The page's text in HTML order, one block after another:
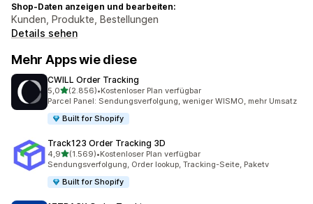
Shop-Daten anzeigen und bearbeiten:
Kunden, Produkte, Bestellungen
Details sehen
Mehr Apps wie diese
CWILL Order Tracking
5,0von 5 Sternen
(2.856)
2856 Rezensionen insgesamt
•Kostenloser Plan verfügbar
Parcel Panel: Sendungsverfolgung, weniger WISMO, mehr Umsatz
Built for Shopify
Track123 Order Tracking 3D
4,9von 5 Sternen
(1.569)
1569 Rezensionen insgesamt
•Kostenloser Plan verfügbar
Sendungsverfolgung, Order lookup, Tracking-Seite, Paketv
Built for Shopify